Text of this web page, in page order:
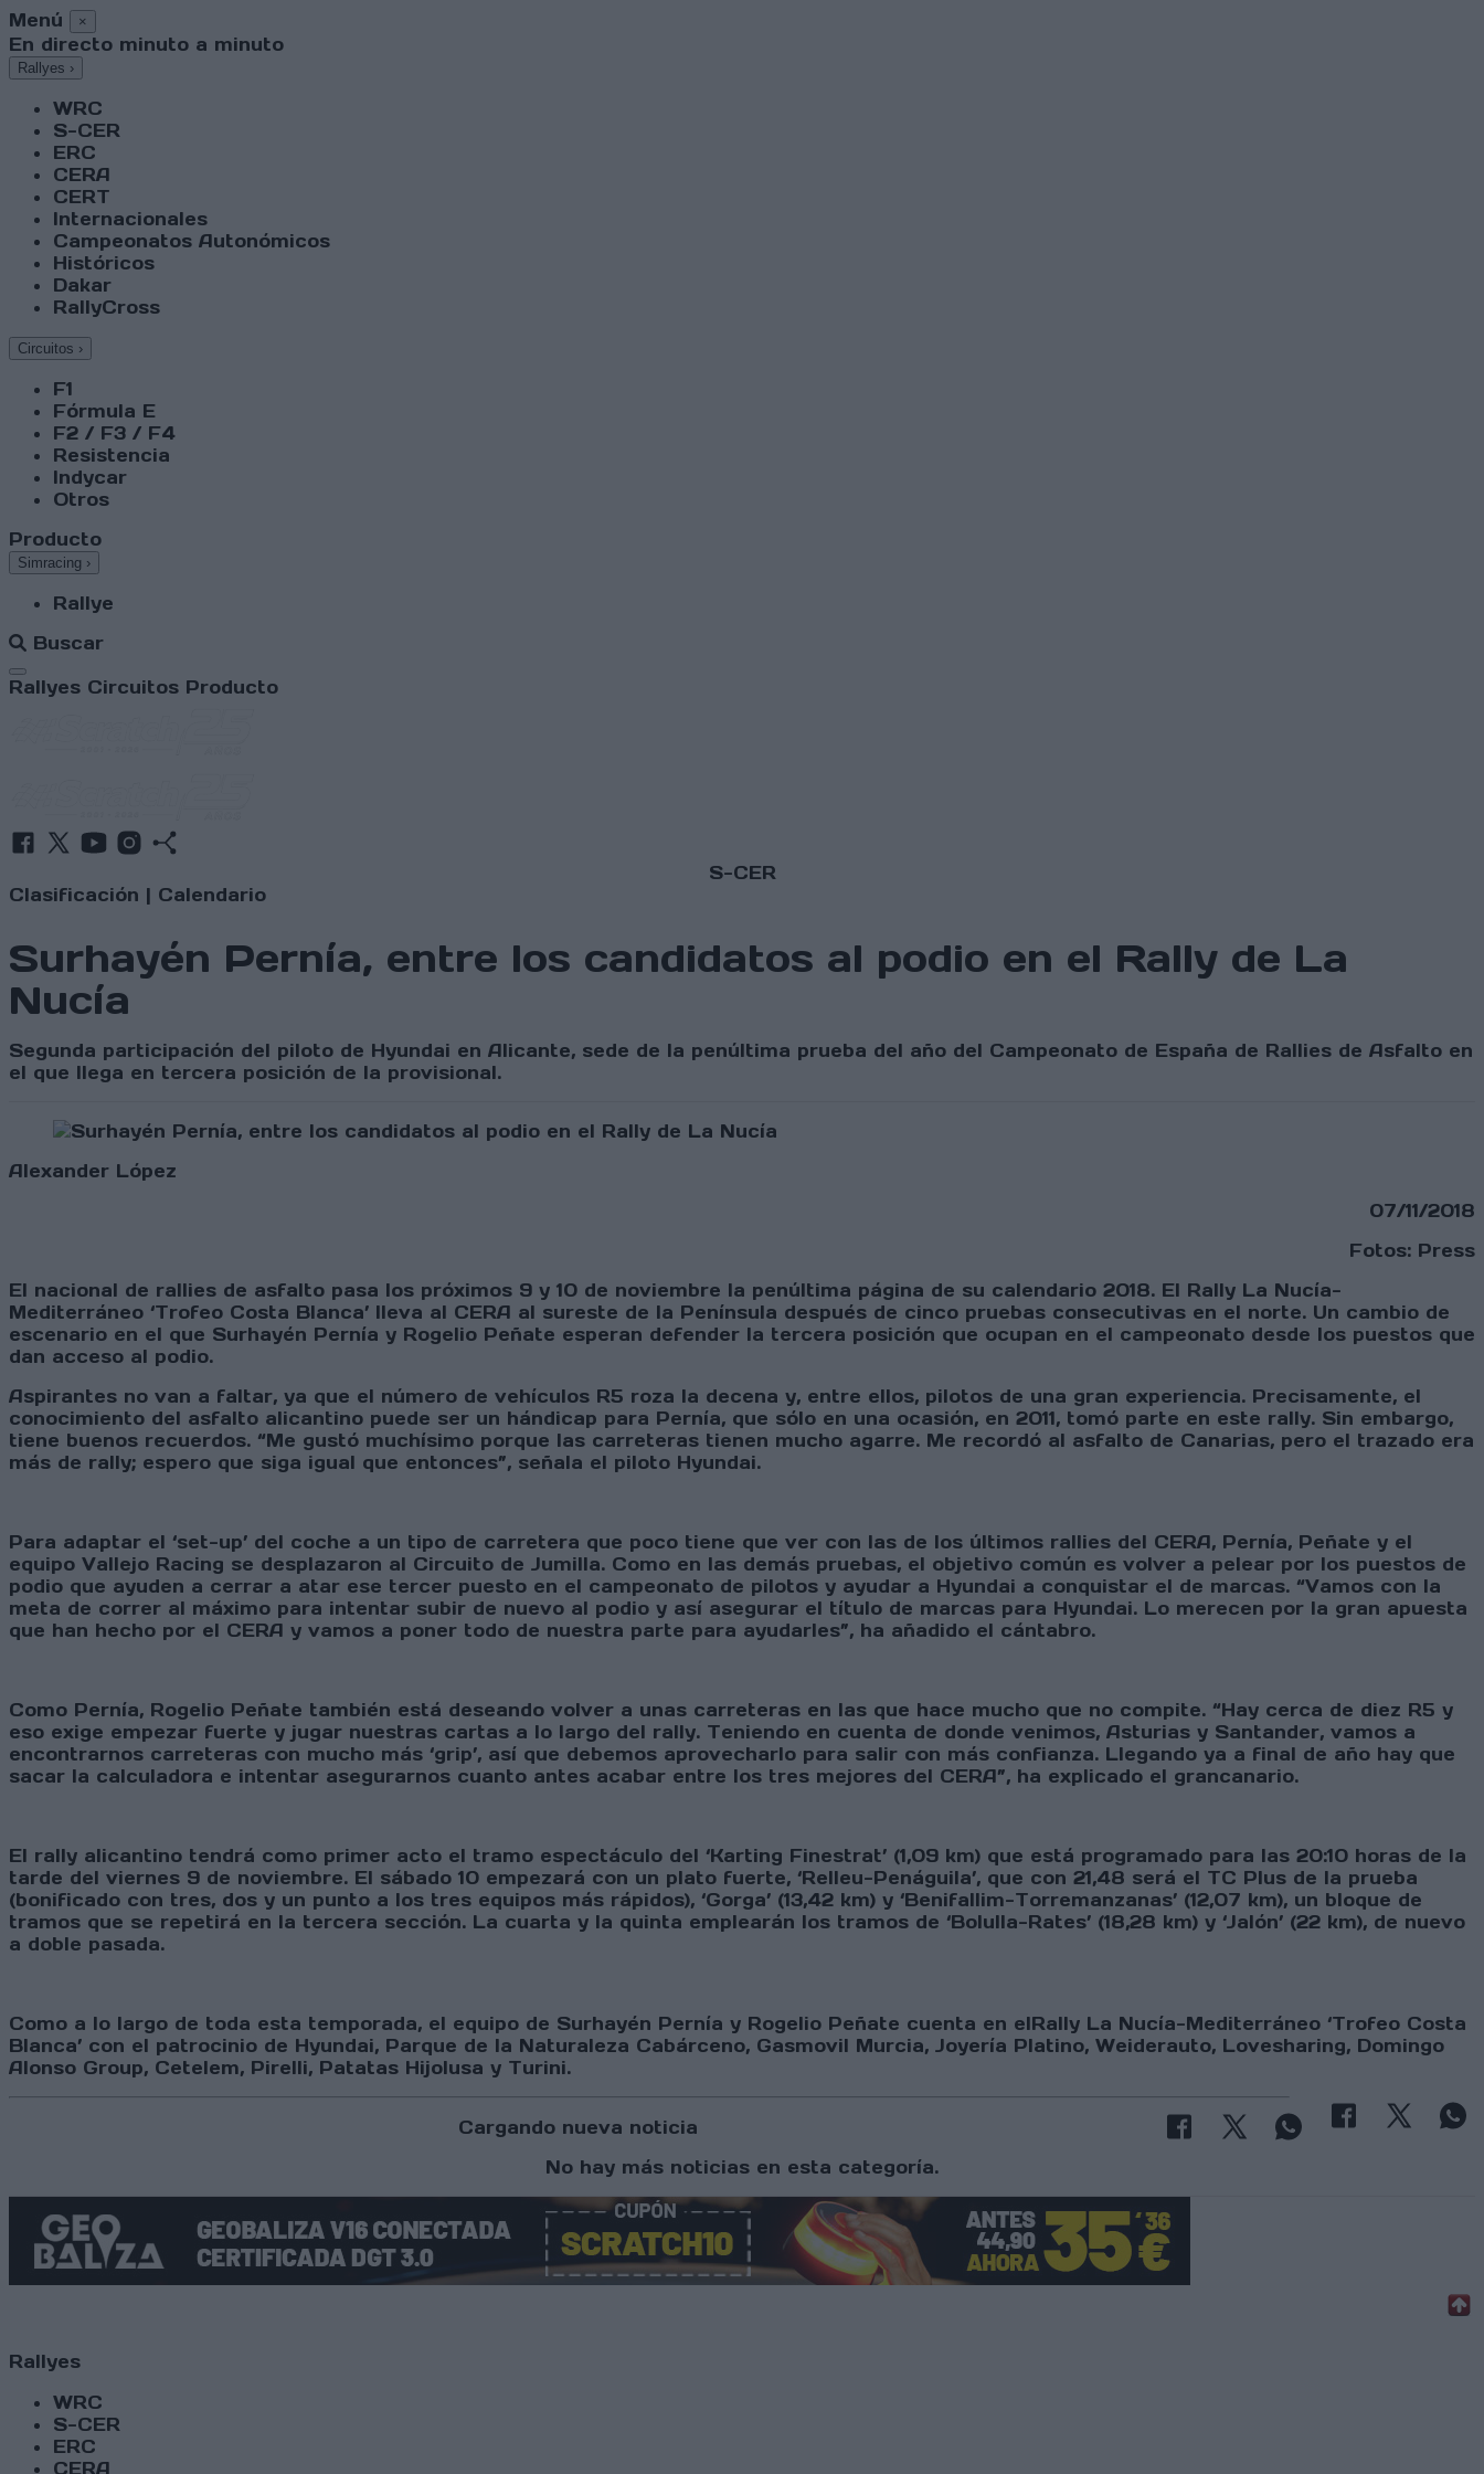
Menú ×
En directo minuto a minuto
Rallyes ›
WRC
S-CER
ERC
CERA
CERT
Internacionales
Campeonatos Autonómicos
Históricos
Dakar
RallyCross
Circuitos ›
F1
Fórmula E
F2 / F3 / F4
Resistencia
Indycar
Otros
Producto
Simracing ›
Rallye
Buscar
Abrir menú
Rallyes Circuitos Producto
S-CER
Clasificación | Calendario
Surhayén Pernía, entre los candidatos al podio en el Rally de La
Nucía
Segunda participación del piloto de Hyundai en Alicante, sede de la penúltima prueba del año del Campeonato de España de Rallies de Asfalto en
el que llega en tercera posición de la provisional.
Alexander López
07/11/2018
Fotos: Press
El nacional de rallies de asfalto pasa los próximos 9 y 10 de noviembre la penúltima página de su calendario 2018. El Rally La Nucía-
Mediterráneo ‘Trofeo Costa Blanca’ lleva al CERA al sureste de la Península después de cinco pruebas consecutivas en el norte. Un cambio de
escenario en el que Surhayén Pernía y Rogelio Peñate esperan defender la tercera posición que ocupan en el campeonato desde los puestos que
dan acceso al podio.
Aspirantes no van a faltar, ya que el número de vehículos R5 roza la decena y, entre ellos, pilotos de una gran experiencia. Precisamente, el
conocimiento del asfalto alicantino puede ser un hándicap para Pernía, que sólo en una ocasión, en 2011, tomó parte en este rally. Sin embargo,
tiene buenos recuerdos. “Me gustó muchísimo porque las carreteras tienen mucho agarre. Me recordó al asfalto de Canarias, pero el trazado era
más de rally; espero que siga igual que entonces”, señala el piloto Hyundai.
Para adaptar el ‘set-up’ del coche a un tipo de carretera que poco tiene que ver con las de los últimos rallies del CERA, Pernía, Peñate y el
equipo Vallejo Racing se desplazaron al Circuito de Jumilla. Como en las demás pruebas, el objetivo común es volver a pelear por los puestos de
podio que ayuden a cerrar a atar ese tercer puesto en el campeonato de pilotos y ayudar a Hyundai a conquistar el de marcas. “Vamos con la
meta de correr al máximo para intentar subir de nuevo al podio y así asegurar el título de marcas para Hyundai. Lo merecen por la gran apuesta
que han hecho por el CERA y vamos a poner todo de nuestra parte para ayudarles”, ha añadido el cántabro.
Como Pernía, Rogelio Peñate también está deseando volver a unas carreteras en las que hace mucho que no compite. “Hay cerca de diez R5 y
eso exige empezar fuerte y jugar nuestras cartas a lo largo del rally. Teniendo en cuenta de donde venimos, Asturias y Santander, vamos a
encontrarnos carreteras con mucho más ‘grip’, así que debemos aprovecharlo para salir con más confianza. Llegando ya a final de año hay que
sacar la calculadora e intentar asegurarnos cuanto antes acabar entre los tres mejores del CERA”, ha explicado el grancanario.
El rally alicantino tendrá como primer acto el tramo espectáculo del ‘Karting Finestrat’ (1,09 km) que está programado para las 20:10 horas de la
tarde del viernes 9 de noviembre. El sábado 10 empezará con un plato fuerte, ‘Relleu-Penáguila’, que con 21,48 será el TC Plus de la prueba
(bonificado con tres, dos y un punto a los tres equipos más rápidos), ‘Gorga’ (13,42 km) y ‘Benifallim-Torremanzanas’ (12,07 km), un bloque de
tramos que se repetirá en la tercera sección. La cuarta y la quinta emplearán los tramos de ‘Bolulla-Rates’ (18,28 km) y ‘Jalón’ (22 km), de nuevo
a doble pasada.
Como a lo largo de toda esta temporada, el equipo de Surhayén Pernía y Rogelio Peñate cuenta en elRally La Nucía-Mediterráneo ‘Trofeo Costa
Blanca’ con el patrocinio de Hyundai, Parque de la Naturaleza Cabárceno, Gasmovil Murcia, Joyería Platino, Weiderauto, Lovesharing, Domingo
Alonso Group, Cetelem, Pirelli, Patatas Hijolusa y Turini.
Cargando nueva noticia
No hay más noticias en esta categoría.
Rallyes
WRC
S-CER
ERC
CERA